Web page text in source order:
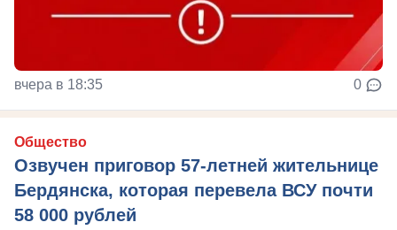
вчера в 18:35 0
Общество
Озвучен приговор 57-летней жительнице
Бердянска, которая перевела ВСУ почти
58 000 рублей